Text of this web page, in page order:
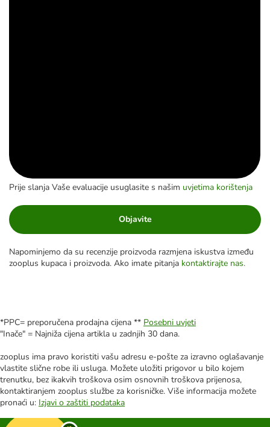
Prije slanja Vaše evaluacije usuglasite s našim uvjetima korištenja
Objavite
Napominjemo da su recenzije proizvoda razmjena iskustva između
zooplus kupaca i proizvoda. Ako imate pitanja kontaktirajte nas.
*PPC= preporučena prodajna cijena ** Posebni uvjeti
"Inače" = Najniža cijena artikla u zadnjih 30 dana.
zooplus ima pravo koristiti vašu adresu e-pošte za izravno oglašavanje
vlastite slične robe ili usluga. Možete uložiti prigovor u bilo kojem
trenutku, bez ikakvih troškova osim osnovnih troškova prijenosa,
kontaktiranjem zooplus službe za korisničke. Više informacija možete
pronaći u: Izjavi o zaštiti podataka